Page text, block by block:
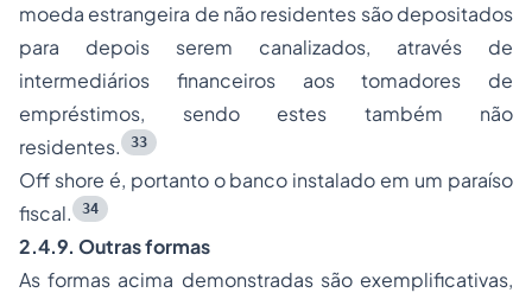
moeda estrangeira de não residentes são depositados
para depois serem canalizados, através de
intermediários financeiros aos tomadores de
empréstimos, sendo estes também não
residentes.
33
Off shore é, portanto o banco instalado em um paraíso
fiscal.
34
2.4.9. Outras formas
As formas acima demonstradas são exemplificativas,